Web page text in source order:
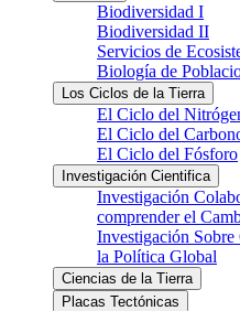
Biodiversidad I
Biodiversidad II
Servicios de
Biología de
Los Ciclos de la Tierra
El Ciclo del
El Ciclo del
El Ciclo del Fósforo
Investigación Cientifica
Investigación
comprender el
Investigación
la Política Global
Ciencias de la Tierra
Placas Tectónicas